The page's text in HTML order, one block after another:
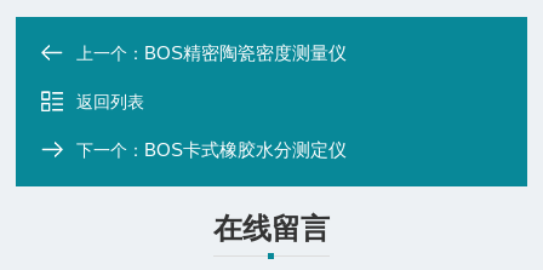
上一个： BOS精密陶瓷密度测量仪
返回列表
下一个： BOS卡式橡胶水分测定仪
在线留言